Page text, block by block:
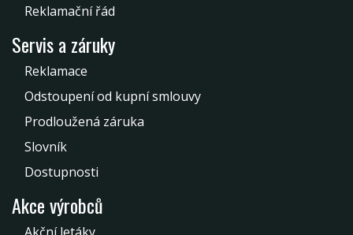
Reklamační řád
Servis a záruky
Reklamace
Odstoupení od kupní smlouvy
Prodloužená záruka
Slovník
Dostupnosti
Akce výrobců